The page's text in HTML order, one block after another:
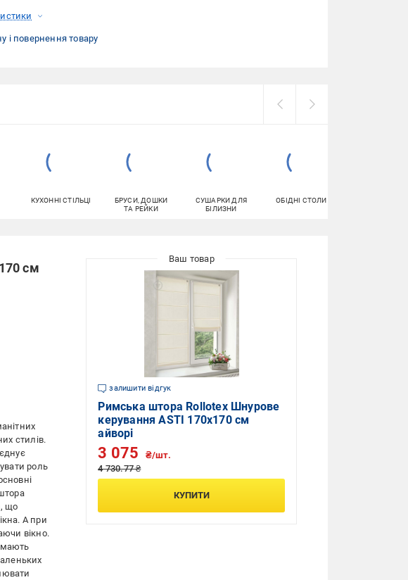
і повернення товару
КУХОННІ СТІЛЬЦІ
БРУСИ, ДОШКИ
ТА РЕЙКИ
СУШАРКИ ДЛЯ
БІЛИЗНИ
ОБІДНІ СТОЛИ
см
стилів.
роль
що
А при
вікно.
залишити відгук
Римська штора Rollotex Шнурове
керування ASTI 170x170 см
айворі
4 730.77 ₴
3 075 ₴/шт.
КУПИТИ